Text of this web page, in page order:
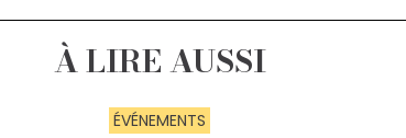
À LIRE AUSSI
ÉVÉNEMENTS